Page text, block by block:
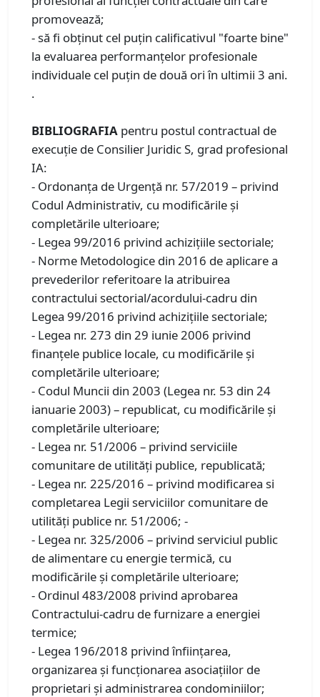
promovează;
- să fi obţinut cel puţin calificativul "foarte bine"
la evaluarea performanţelor profesionale
individuale cel puțin de două ori în ultimii 3 ani.
.
BIBLIOGRAFIA pentru postul contractual de
execuție de Consilier Juridic S, grad profesional
IA:
- Ordonanța de Urgență nr. 57/2019 – privind
Codul Administrativ, cu modificările și
completările ulterioare;
- Legea 99/2016 privind achiziţiile sectoriale;
- Norme Metodologice din 2016 de aplicare a
prevederilor referitoare la atribuirea
contractului sectorial/acordului-cadru din
Legea 99/2016 privind achiziţiile sectoriale;
- Legea nr. 273 din 29 iunie 2006 privind
finanţele publice locale, cu modificările și
completările ulterioare;
- Codul Muncii din 2003 (Legea nr. 53 din 24
ianuarie 2003) – republicat, cu modificările și
completările ulterioare;
- Legea nr. 51/2006 – privind serviciile
comunitare de utilități publice, republicată;
- Legea nr. 225/2016 – privind modificarea si
completarea Legii serviciilor comunitare de
utilități publice nr. 51/2006; -
- Legea nr. 325/2006 – privind serviciul public
de alimentare cu energie termică, cu
modificările și completările ulterioare;
- Ordinul 483/2008 privind aprobarea
Contractului-cadru de furnizare a energiei
termice;
- Legea 196/2018 privind înfiinţarea,
organizarea şi funcţionarea asociaţiilor de
proprietari şi administrarea condominiilor;